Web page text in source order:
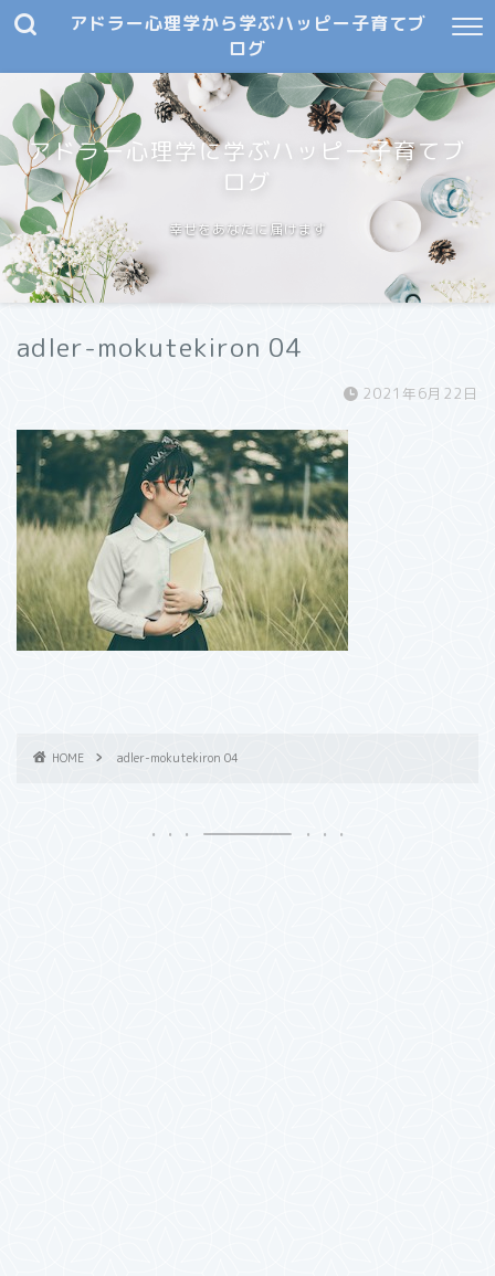
アドラー心理学から学ぶハッピー子育てブ
ログ
アドラー心理学に学ぶハッピー子育てブ
ログ
幸せをあなたに届けます
adler-mokutekiron 04
2021年6月22日
HOME adler-mokutekiron 04